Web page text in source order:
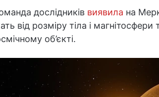
дослідників виявила на
від розміру тіла і
об’єкті.